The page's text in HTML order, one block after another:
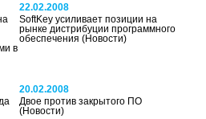
в
22.02.2008
SoftKey усиливает позиции на
рынке дистрибуции программного
обеспечения(Новости)
20.02.2008
Двое против закрытого ПО
(Новости)